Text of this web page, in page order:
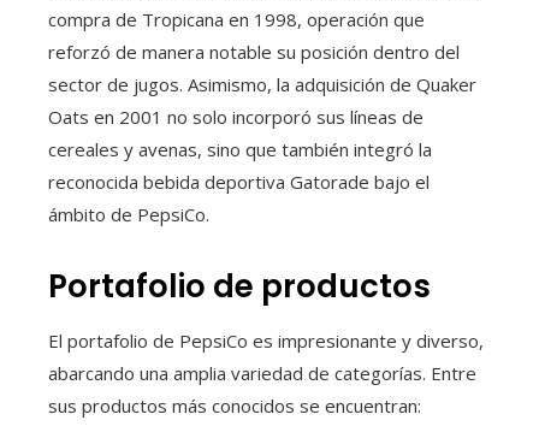
compra de Tropicana en 1998, operación que
reforzó de manera notable su posición dentro del
sector de jugos. Asimismo, la adquisición de Quaker
Oats en 2001 no solo incorporó sus líneas de
cereales y avenas, sino que también integró la
reconocida bebida deportiva Gatorade bajo el
ámbito de PepsiCo.
Portafolio de productos
El portafolio de PepsiCo es impresionante y diverso,
abarcando una amplia variedad de categorías. Entre
sus productos más conocidos se encuentran: